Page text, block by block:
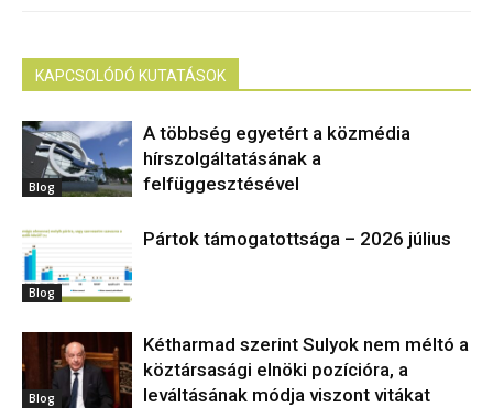
KAPCSOLÓDÓ KUTATÁSOK
Blog
A többség egyetért a közmédia
hírszolgáltatásának a
felfüggesztésével
Blog
Pártok támogatottsága – 2026 július
Blog
Kétharmad szerint Sulyok nem méltó a
köztársasági elnöki pozícióra, a
leváltásának módja viszont vitákat